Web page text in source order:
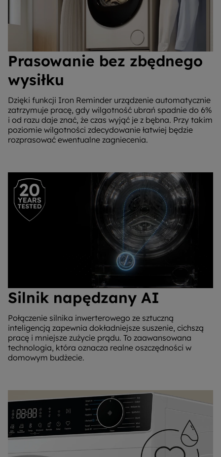
Prasowanie bez zbędnego
wysiłku
Dzięki funkcji Iron Reminder urządzenie automatycznie
zatrzymuje pracę, gdy wilgotność ubrań spadnie do 6%
i od razu daje znać, że czas wyjąć je z bębna. Przy takim
poziomie wilgotności zdecydowanie łatwiej będzie
rozprasować ewentualne zagniecenia.
Silnik napędzany AI
Połączenie silnika inwerterowego ze sztuczną
inteligencją zapewnia dokładniejsze suszenie, cichszą
pracę i mniejsze zużycie prądu. To zaawansowana
technologia, która oznacza realne oszczędności w
domowym budżecie.